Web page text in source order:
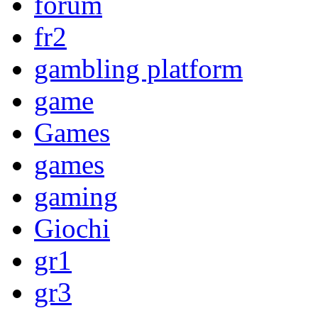
fr2
gambling platform
game
Games
games
gaming
Giochi
gr1
gr3